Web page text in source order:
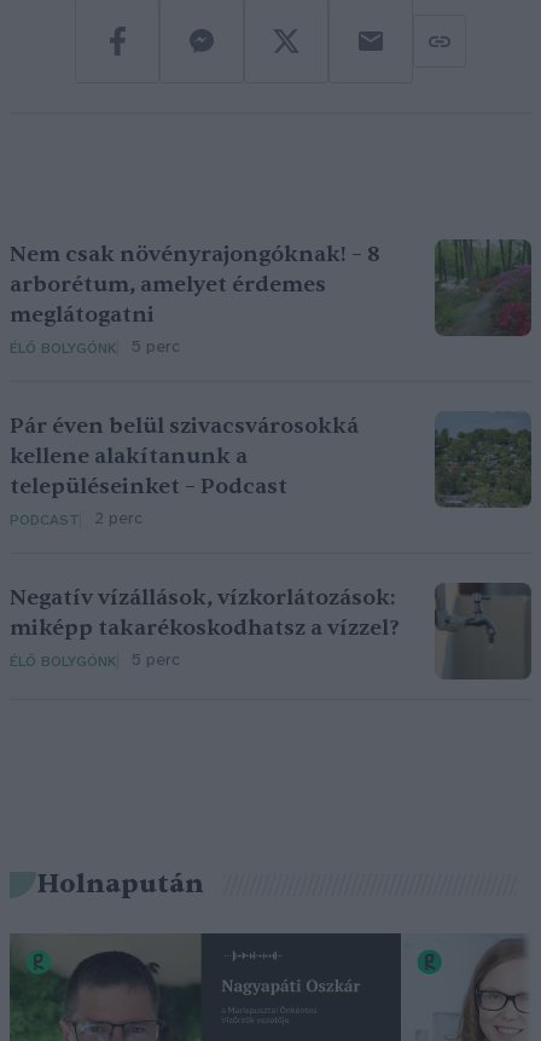
Nem csak növényrajongóknak! – 8
arborétum, amelyet érdemes
meglátogatni
ÉLŐ BOLYGÓNK 5 perc
Pár éven belül szivacsvárosokká
kellene alakítanunk a
településeinket – Podcast
PODCAST 2 perc
Negatív vízállások, vízkorlátozások:
miképp takarékoskodhatsz a vízzel?
ÉLŐ BOLYGÓNK 5 perc
Holnapután